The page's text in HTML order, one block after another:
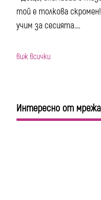
той е толкова
учим за сесията....
виж всички
Интересно от